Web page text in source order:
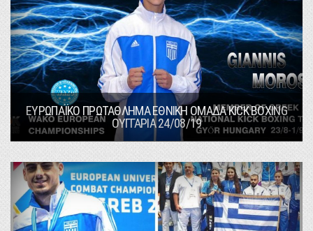
ΕΥΡΩΠΑΪΚΟ ΠΡΩΤΑΘΛΗΜΑ ΕΘΝΙΚΗ ΟΜΑΔΑ KICK BOXING
ΟΥΓΓΑΡΙΑ 24/08/19